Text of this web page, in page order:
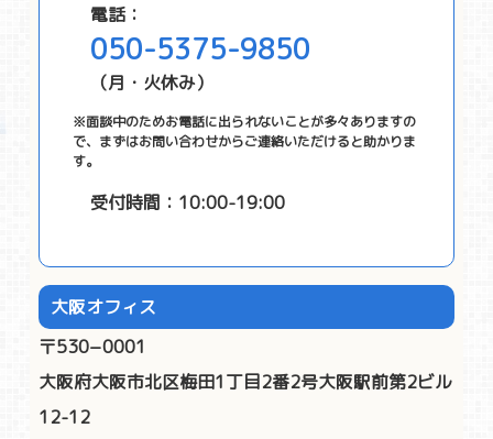
電話：
050-5375-9850
（月・火休み）
※面談中のためお電話に出られないことが多々ありますの
で、まずはお問い合わせからご連絡いただけると助かりま
す。
受付時間：10:00-19:00
大阪オフィス
〒530−0001
大阪府大阪市北区梅田1丁目2番2号大阪駅前第2ビル
12-12